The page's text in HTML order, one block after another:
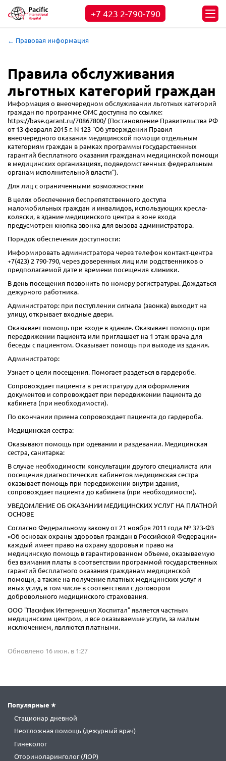
+7 423 2-790-790
← Правовая информация
Правила обслуживания
льготных категорий граждан
Информация о внеочередном обслуживании льготных категорий
граждан по программе ОМС доступна по ссылке:
https://base.garant.ru/70867800/ (Постановление Правительства РФ
от 13 февраля 2015 г. N 123 "Об утверждении Правил
внеочередного оказания медицинской помощи отдельным
категориям граждан в рамках программы государственных
гарантий бесплатного оказания гражданам медицинской помощи
в медицинских организациях, подведомственных федеральным
органам исполнительной власти").
Для лиц с ограниченными возможностями
В целях обеспечения беспрепятственного доступа
маломобильных граждан и инвалидов, использующих кресла-
коляски, в здание медицинского центра в зоне входа
предусмотрен кнопка звонка для вызова администратора.
Порядок обеспечения доступности:
Информировать администратора через телефон контакт-центра
+7(423) 2 790-790, через доверенных лиц или родственников о
предполагаемой дате и времени посещения клиники.
В день посещения позвонить по номеру регистратуры. Дождаться
дежурного работника.
Администратор: при поступлении сигнала (звонка) выходит на
улицу, открывает входные двери.
Оказывает помощь при входе в здание. Оказывает помощь при
передвижении пациента или приглашает на 1 этаж врача для
беседы с пациентом. Оказывает помощь при выходе из здания.
Администратор:
Узнает о цели посещения. Помогает раздеться в гардеробе.
Сопровождает пациента в регистратуру для оформления
документов и сопровождает при передвижении пациента до
кабинета (при необходимости).
По окончании приема сопровождает пациента до гардероба.
Медицинская сестра:
Оказывают помощь при одевании и раздевании. Медицинская
сестра, санитарка:
В случае необходимости консультации другого специалиста или
посещения диагностических кабинетов медицинская сестра
оказывает помощь при передвижении внутри здания,
сопровождает пациента до кабинета (при необходимости).
УВЕДОМЛЕНИЕ ОБ ОКАЗАНИИ МЕДИЦИНСКИХ УСЛУГ НА ПЛАТНОЙ
ОСНОВЕ
Согласно Федеральному закону от 21 ноября 2011 года № 323-ФЗ
«Об основах охраны здоровья граждан в Российской Федерации»
каждый имеет право на охрану здоровья и право на
медицинскую помощь в гарантированном объеме, оказываемую
без взимания платы в соответствии программой государственных
гарантий бесплатного оказания гражданам медицинской
помощи, а также на получение платных медицинских услуг и
иных услуг, в том числе в соответствии с договором
добровольного медицинского страхования.
ООО "Пасифик Интернешнл Хоспитал" является частным
медицинским центром, и все оказываемые услуги, за малым
исключением, являются платными.
Обновлено 16 июн. в 1:27
Популярные
Стационар дневной
Неотложная помощь (дежурный врач)
Гинеколог
Оториноларинголог (ЛОР)